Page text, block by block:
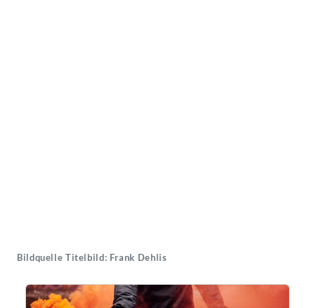
Bildquelle Titelbild: Frank Dehlis